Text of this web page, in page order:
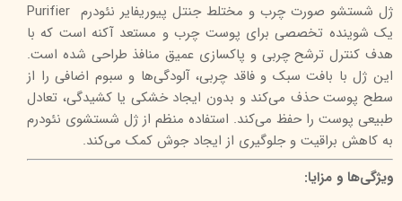
ژل شستشو صورت چرب و مختلط جنتل پیوریفایر نئودرم Purifier
یک شوینده تخصصی برای پوست چرب و مستعد آکنه است که با
هدف کنترل ترشح چربی و پاکسازی عمیق منافذ طراحی شده است.
این ژل با بافت سبک و فاقد چربی، آلودگی‌ها و سبوم اضافی را از
سطح پوست حذف می‌کند و بدون ایجاد خشکی یا کشیدگی، تعادل
طبیعی پوست را حفظ می‌کند. استفاده منظم از ژل شستشوی نئودرم
به کاهش براقیت و جلوگیری از ایجاد جوش کمک می‌کند.
ویژگی‌ها و مزایا: